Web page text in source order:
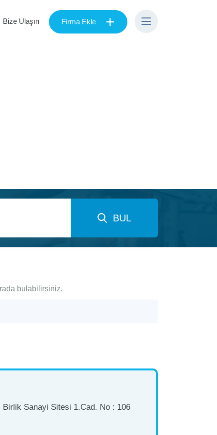
Bize Ulaşın Firma Ekle +
BUL
bulabilirsiniz.
Sanayi Sitesi 1.Cad. No : 106